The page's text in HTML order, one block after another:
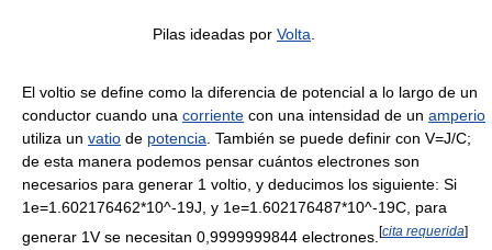
Pilas ideadas por Volta
El voltio se define como la diferencia de potencial a lo largo de un
conductor cuando una corriente con una intensidad de un amperio
utiliza un vatio de potencia . También se puede definir con V=J/C;
de esta manera podemos pensar cuántos electrones son
necesarios para generar 1 voltio, y deducimos los siguiente: Si
1e=1.602176462*10^-19J, y 1e=1.602176487*10^-19C, para
generar 1V se necesitan 0,9999999844 electrones. [cita requerida]